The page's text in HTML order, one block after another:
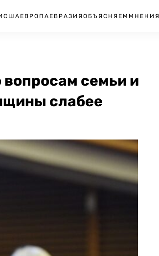
США ЕВРОПА ЕВРАЗИЯ ОБЪЯСНЯЕМ МНЕНИЯ
семьи и
слабее